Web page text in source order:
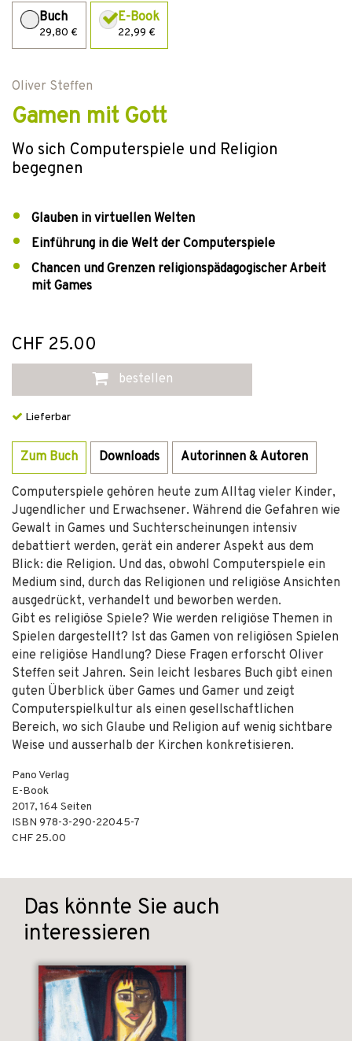
Buch
29,80 €
E-Book
22,99 €
Oliver Steffen
Gamen mit Gott
Wo sich Computerspiele und Religion
begegnen
Glauben in virtuellen Welten
Einführung in die Welt der Computerspiele
Chancen und Grenzen religionspädagogischer Arbeit
mit Games
CHF 25.00
bestellen
Lieferbar
Zum Buch Downloads Autorinnen & Autoren
Computerspiele gehören heute zum Alltag vieler Kinder,
Jugendlicher und Erwachsener. Während die Gefahren wie
Gewalt in Games und Suchterscheinungen intensiv
debattiert werden, gerät ein anderer Aspekt aus dem
Blick: die Religion. Und das, obwohl Computerspiele ein
Medium sind, durch das Religionen und religiöse Ansichten
ausgedrückt, verhandelt und beworben werden.
Gibt es religiöse Spiele? Wie werden religiöse Themen in
Spielen dargestellt? Ist das Gamen von religiösen Spielen
eine religiöse Handlung? Diese Fragen erforscht Oliver
Steffen seit Jahren. Sein leicht lesbares Buch gibt einen
guten Überblick über Games und Gamer und zeigt
Computerspielkultur als einen gesellschaftlichen
Bereich, wo sich Glaube und Religion auf wenig sichtbare
Weise und ausserhalb der Kirchen konkretisieren.
Pano Verlag
E-Book
2017, 164 Seiten
ISBN 978-3-290-22045-7
CHF 25.00
Das könnte Sie auch
interessieren